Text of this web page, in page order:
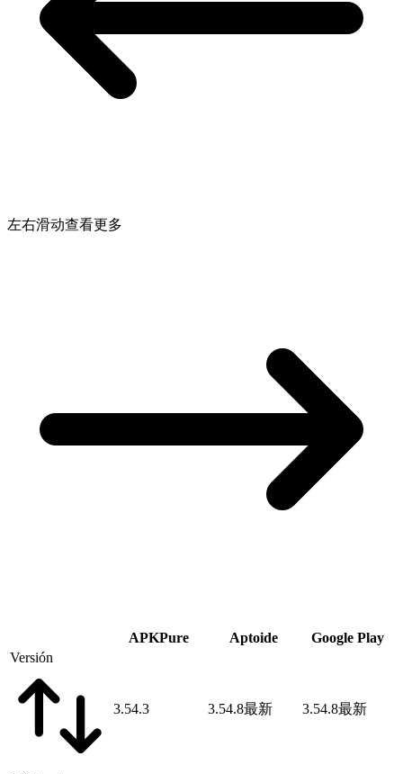
左右滑动查看更多
APKPure Aptoide
Google Play
Versión
3.54.3 3.54.8最新 3.54.8最新